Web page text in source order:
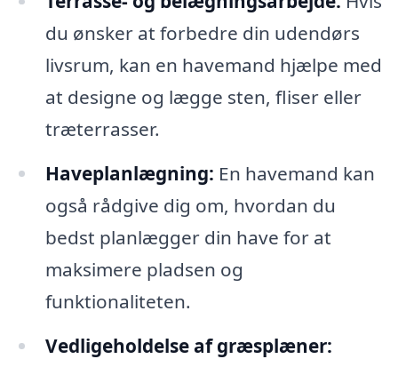
du ønsker at forbedre din udendørs
livsrum, kan en havemand hjælpe med
at designe og lægge sten, fliser eller
træterrasser.
Haveplanlægning: En havemand kan
også rådgive dig om, hvordan du
bedst planlægger din have for at
maksimere pladsen og
funktionaliteten.
Vedligeholdelse af græsplæner: